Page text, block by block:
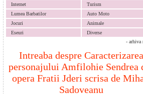
Internet
Turism
Lumea Barbatilor
Auto Moto
Jocuri
Animale
Eseuri
Diverse
- arhiva
Intreaba despre Caracterizarea
personajului Amfilohie Sendrea
opera Fratii Jderi scrisa de
Sadoveanu